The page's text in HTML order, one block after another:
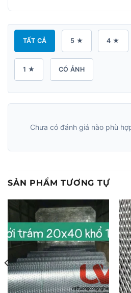
TẤT CẢ 5 ★ 4 ★
1 ★ CÓ ẢNH
Chưa có đánh giá nào phù
SẢN PHẨM TƯƠNG TỰ